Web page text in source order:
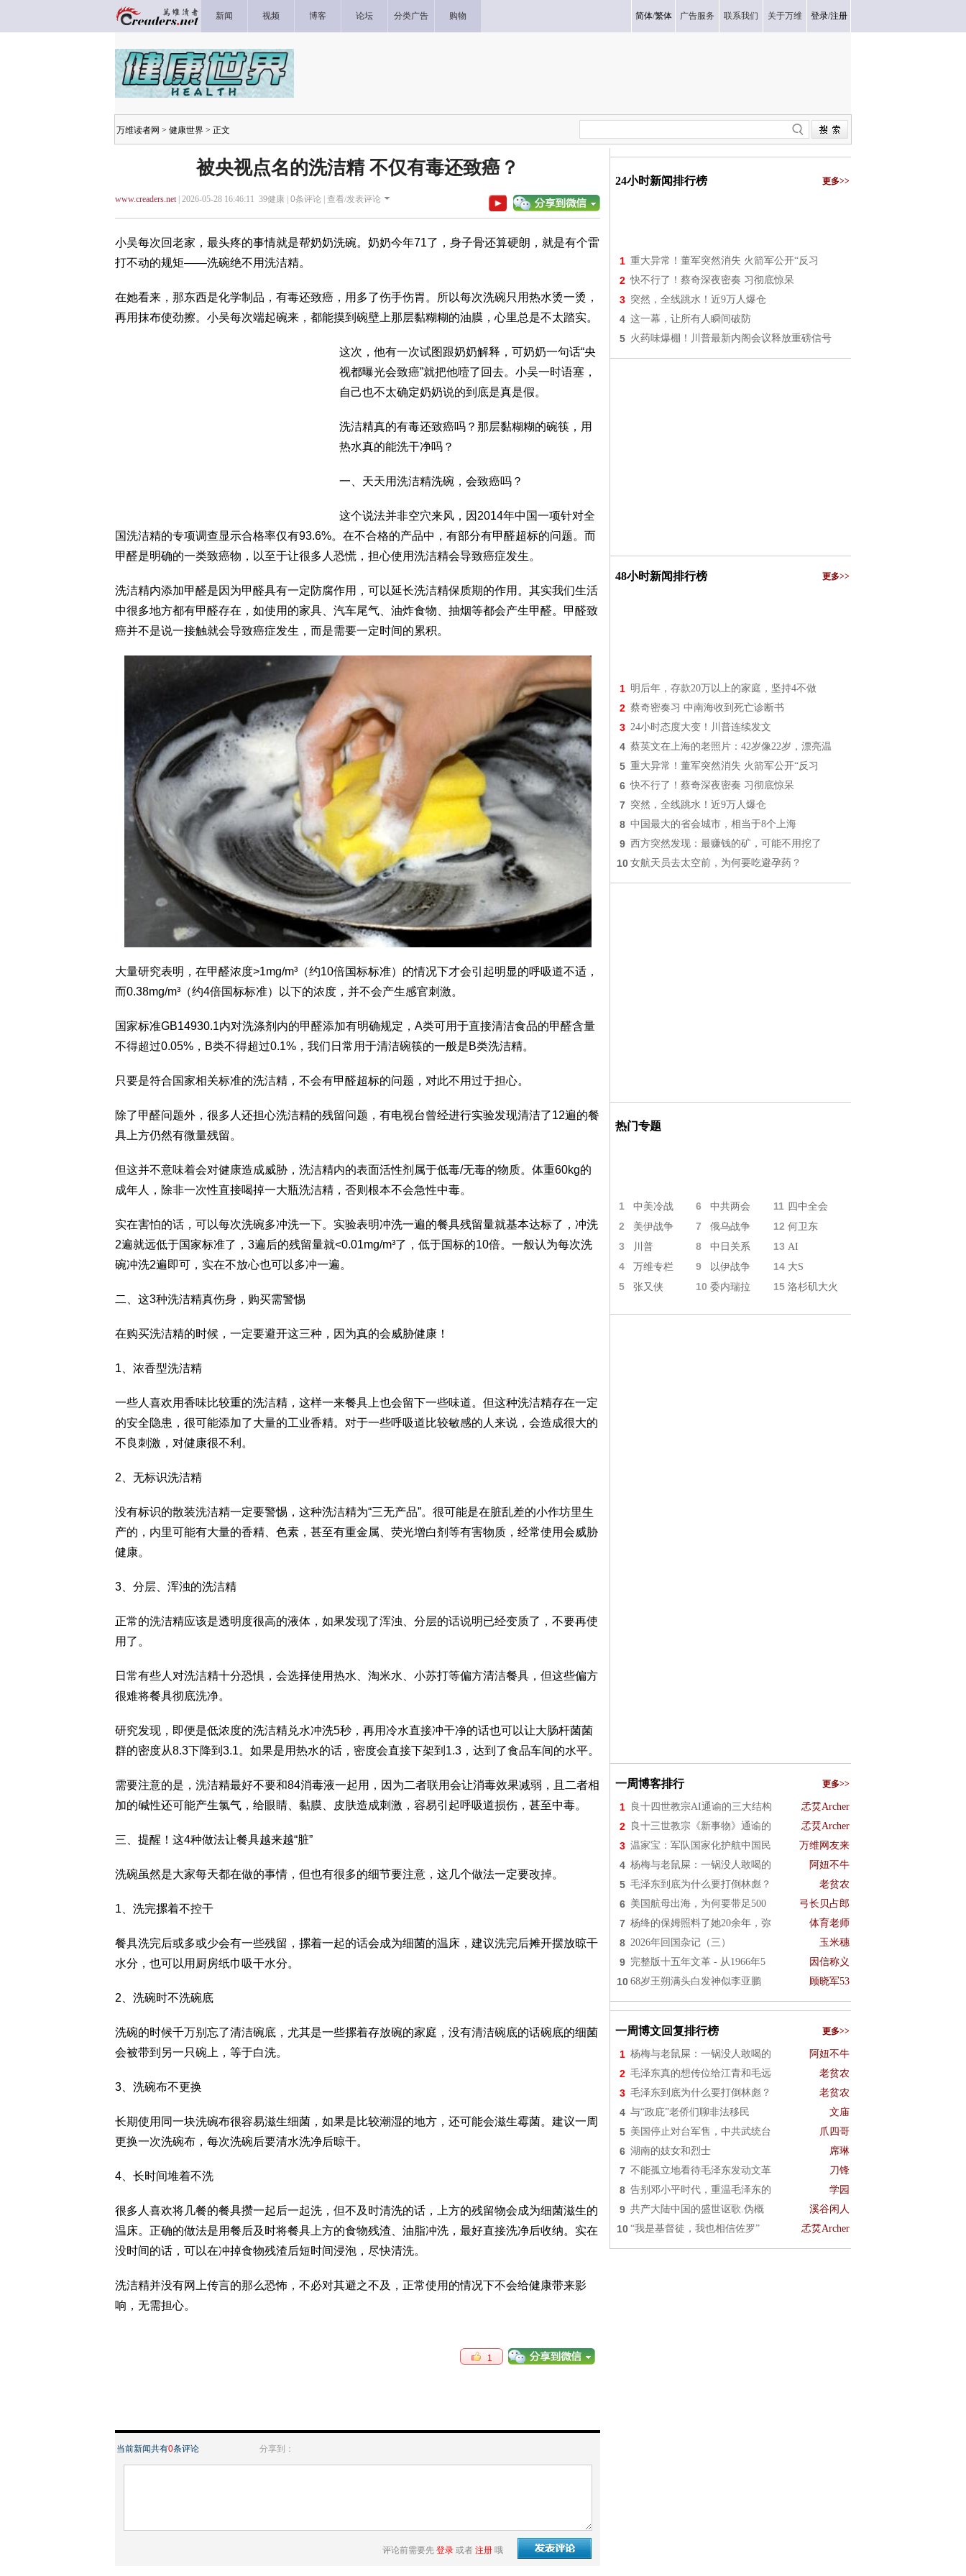
新闻 视频 博客 论坛 分类广告 购物 简体/繁体 广告服务 联系我们 关于万维 登录/注册
万维读者网 > 健康世界 > 正文
被央视点名的洗洁精 不仅有毒还致癌？
www.creaders.net| 2026-05-28 16:46:11 39健康 | 0条评论 | 查看/发表评论
小吴每次回老家，最头疼的事情就是帮奶奶洗碗。奶奶今年71了，身子骨还算硬朗，就是有个雷
打不动的规矩——洗碗绝不用洗洁精。
在她看来，那东西是化学制品，有毒还致癌，用多了伤手伤胃。所以每次洗碗只用热水烫一烫，
再用抹布使劲擦。小吴每次端起碗来，都能摸到碗壁上那层黏糊糊的油膜，心里总是不太踏实。
这次，他有一次试图跟奶奶解释，可奶奶一句话“央
视都曝光会致癌”就把他噎了回去。小吴一时语塞，
自己也不太确定奶奶说的到底是真是假。
洗洁精真的有毒还致癌吗？那层黏糊糊的碗筷，用
热水真的能洗干净吗？
一、天天用洗洁精洗碗，会致癌吗？
这个说法并非空穴来风，因2014年中国一项针对全
国洗洁精的专项调查显示合格率仅有93.6%。在不合格的产品中，有部分有甲醛超标的问题。而
甲醛是明确的一类致癌物，以至于让很多人恐慌，担心使用洗洁精会导致癌症发生。
洗洁精内添加甲醛是因为甲醛具有一定防腐作用，可以延长洗洁精保质期的作用。其实我们生活
中很多地方都有甲醛存在，如使用的家具、汽车尾气、油炸食物、抽烟等都会产生甲醛。甲醛致
癌并不是说一接触就会导致癌症发生，而是需要一定时间的累积。
大量研究表明，在甲醛浓度>1mg/m³（约10倍国标标准）的情况下才会引起明显的呼吸道不适，
而0.38mg/m³（约4倍国标标准）以下的浓度，并不会产生感官刺激。
国家标准GB14930.1内对洗涤剂内的甲醛添加有明确规定，A类可用于直接清洁食品的甲醛含量
不得超过0.05%，B类不得超过0.1%，我们日常用于清洁碗筷的一般是B类洗洁精。
只要是符合国家相关标准的洗洁精，不会有甲醛超标的问题，对此不用过于担心。
除了甲醛问题外，很多人还担心洗洁精的残留问题，有电视台曾经进行实验发现清洁了12遍的餐
具上方仍然有微量残留。
但这并不意味着会对健康造成威胁，洗洁精内的表面活性剂属于低毒/无毒的物质。体重60kg的
成年人，除非一次性直接喝掉一大瓶洗洁精，否则根本不会急性中毒。
实在害怕的话，可以每次洗碗多冲洗一下。实验表明冲洗一遍的餐具残留量就基本达标了，冲洗
2遍就远低于国家标准了，3遍后的残留量就<0.01mg/m³了，低于国标的10倍。一般认为每次洗
碗冲洗2遍即可，实在不放心也可以多冲一遍。
二、这3种洗洁精真伤身，购买需警惕
在购买洗洁精的时候，一定要避开这三种，因为真的会威胁健康！
1、浓香型洗洁精
一些人喜欢用香味比较重的洗洁精，这样一来餐具上也会留下一些味道。但这种洗洁精存在一定
的安全隐患，很可能添加了大量的工业香精。对于一些呼吸道比较敏感的人来说，会造成很大的
不良刺激，对健康很不利。
2、无标识洗洁精
没有标识的散装洗洁精一定要警惕，这种洗洁精为“三无产品”。很可能是在脏乱差的小作坊里生
产的，内里可能有大量的香精、色素，甚至有重金属、荧光增白剂等有害物质，经常使用会威胁
健康。
3、分层、浑浊的洗洁精
正常的洗洁精应该是透明度很高的液体，如果发现了浑浊、分层的话说明已经变质了，不要再使
用了。
日常有些人对洗洁精十分恐惧，会选择使用热水、淘米水、小苏打等偏方清洁餐具，但这些偏方
很难将餐具彻底洗净。
研究发现，即便是低浓度的洗洁精兑水冲洗5秒，再用冷水直接冲干净的话也可以让大肠杆菌菌
群的密度从8.3下降到3.1。如果是用热水的话，密度会直接下架到1.3，达到了食品车间的水平。
需要注意的是，洗洁精最好不要和84消毒液一起用，因为二者联用会让消毒效果减弱，且二者相
加的碱性还可能产生氯气，给眼睛、黏膜、皮肤造成刺激，容易引起呼吸道损伤，甚至中毒。
三、提醒！这4种做法让餐具越来越“脏”
洗碗虽然是大家每天都在做的事情，但也有很多的细节要注意，这几个做法一定要改掉。
1、洗完摞着不控干
餐具洗完后或多或少会有一些残留，摞着一起的话会成为细菌的温床，建议洗完后摊开摆放晾干
水分，也可以用厨房纸巾吸干水分。
2、洗碗时不洗碗底
洗碗的时候千万别忘了清洁碗底，尤其是一些摞着存放碗的家庭，没有清洁碗底的话碗底的细菌
会被带到另一只碗上，等于白洗。
3、洗碗布不更换
长期使用同一块洗碗布很容易滋生细菌，如果是比较潮湿的地方，还可能会滋生霉菌。建议一周
更换一次洗碗布，每次洗碗后要清水洗净后晾干。
4、长时间堆着不洗
很多人喜欢将几餐的餐具攒一起后一起洗，但不及时清洗的话，上方的残留物会成为细菌滋生的
温床。正确的做法是用餐后及时将餐具上方的食物残渣、油脂冲洗，最好直接洗净后收纳。实在
没时间的话，可以在冲掉食物残渣后短时间浸泡，尽快清洗。
洗洁精并没有网上传言的那么恐怖，不必对其避之不及，正常使用的情况下不会给健康带来影
响，无需担心。
1
当前新闻共有0条评论 分享到：
评论前需要先 登录 或者 注册 哦
24小时新闻排行榜 更多>>
1 重大异常！董军突然消失 火箭军公开“反习
2 快不行了！蔡奇深夜密奏 习彻底惊呆
3 突然，全线跳水！近9万人爆仓
4 这一幕，让所有人瞬间破防
5 火药味爆棚！川普最新内阁会议释放重磅信号
48小时新闻排行榜 更多>>
1 明后年，存款20万以上的家庭，坚持4不做
2 蔡奇密奏习 中南海收到死亡诊断书
3 24小时态度大变！川普连续发文
4 蔡英文在上海的老照片：42岁像22岁，漂亮温
5 重大异常！董军突然消失 火箭军公开“反习
6 快不行了！蔡奇深夜密奏 习彻底惊呆
7 突然，全线跳水！近9万人爆仓
8 中国最大的省会城市，相当于8个上海
9 西方突然发现：最赚钱的矿，可能不用挖了
10 女航天员去太空前，为何要吃避孕药？
热门专题
1 中美冷战 6 中共两会 11 四中全会
2 美伊战争 7 俄乌战争 12 何卫东
3 川普 8 中日关系 13 AI
4 万维专栏 9 以伊战争 14 大S
5 张又侠 10 委内瑞拉 15 洛杉矶大火
一周博客排行 更多>>
1 良十四世教宗AI通谕的三大结构 孞烎Archer
2 良十三世教宗《新事物》通谕的 孞烎Archer
3 温家宝：军队国家化护航中国民 万维网友来
4 杨梅与老鼠屎：一锅没人敢喝的 阿妞不牛
5 毛泽东到底为什么要打倒林彪？ 老贫农
6 美国航母出海，为何要带足500 弓长贝占郎
7 杨绛的保姆照料了她20余年，弥 体育老师
8 2026年回国杂记（三） 玉米穗
9 完整版十五年文革 - 从1966年5 因信称义
10 68岁王朔满头白发神似李亚鹏 顾晓军53
一周博文回复排行榜 更多>>
1 杨梅与老鼠屎：一锅没人敢喝的 阿妞不牛
2 毛泽东真的想传位给江青和毛远 老贫农
3 毛泽东到底为什么要打倒林彪？ 老贫农
4 与“政庇”老侨们聊非法移民 文庙
5 美国停止对台军售，中共武统台 爪四哥
6 湖南的妓女和烈士 席琳
7 不能孤立地看待毛泽东发动文革 刀锋
8 告别邓小平时代，重温毛泽东的 学园
9 共产大陆中国的盛世讴歌.伪概 溪谷闲人
10 “我是基督徒，我也相信佐罗” 孞烎Archer